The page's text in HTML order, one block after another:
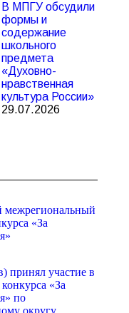
В МПГУ обсудили
формы и
содержание
школьного
предмета
«Духовно-
нравственная
культура России»
29.07.2026
межрегиональный
«За
принял участие в
«За
по
округу